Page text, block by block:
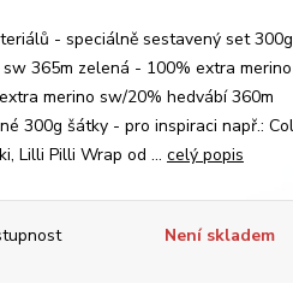
- speciálně sestavený set
365m zelená - 100% extra
merino sw/20% hedvábí 360m
300g šátky - pro inspiraci např.:
Lilli Pilli Wrap od ... celý popis
Není skladem